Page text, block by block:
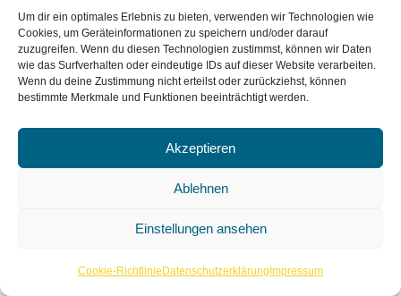
Um dir ein optimales Erlebnis zu bieten, verwenden wir Technologien wie
Cookies, um Geräteinformationen zu speichern und/oder darauf
zuzugreifen. Wenn du diesen Technologien zustimmst, können wir Daten
wie das Surfverhalten oder eindeutige IDs auf dieser Website verarbeiten.
Wenn du deine Zustimmung nicht erteilst oder zurückziehst, können
bestimmte Merkmale und Funktionen beeinträchtigt werden.
Akzeptieren
Ablehnen
Einstellungen ansehen
Cookie-Richtlinie Datenschutzerklärung Impressum
Deltaschleifer Bosch PDA 180
Effektives Schleifen an schwer
PDA 180 ist die ideale Wahl für die Arbeit in
Ecken und an Kanten.